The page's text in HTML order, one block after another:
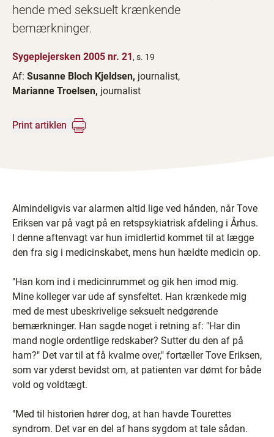
hende med seksuelt krænkende
bemærkninger.
Sygeplejersken 2005 nr. 21, s. 19
Af: Susanne Bloch Kjeldsen, journalist,
Marianne Troelsen, journalist
Print artiklen
Almindeligvis var alarmen altid lige ved hånden, når Tove
Eriksen var på vagt på en retspsykiatrisk afdeling i Århus.
I denne aftenvagt var hun imidlertid kommet til at lægge
den fra sig i medicinskabet, mens hun hældte medicin op.
"Han kom ind i medicinrummet og gik hen imod mig.
Mine kolleger var ude af synsfeltet. Han krænkede mig
med de mest ubeskrivelige seksuelt nedgørende
bemærkninger. Han sagde noget i retning af: "Har din
mand nogle ordentlige redskaber? Sutter du den af på
ham?" Det var til at få kvalme over," fortæller Tove Eriksen,
som var yderst bevidst om, at patienten var dømt for både
vold og voldtægt.
"Med til historien hører dog, at han havde Tourettes
syndrom. Det var en del af hans sygdom at tale sådan.